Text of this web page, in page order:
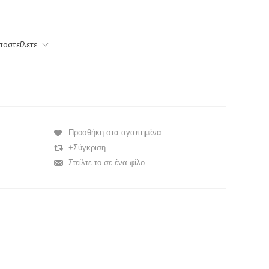
Προσθήκη στα αγαπημένα
+Σύγκριση
Στείλτε το σε ένα φίλο